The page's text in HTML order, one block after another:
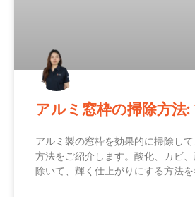
アルミ窓枠の掃除方法
アルミ製の窓枠を効果的に掃除し
方法をご紹介します。酸化、カビ
除いて、輝く仕上がりにする方法を